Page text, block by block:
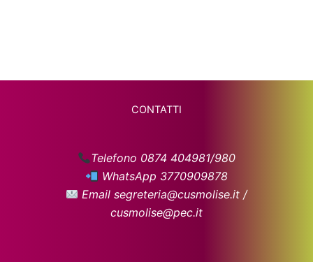
CONTATTI
Telefono 0874 404981/980
WhatsApp 3770909878
Email segreteria@cusmolise.it /
cusmolise@pec.it